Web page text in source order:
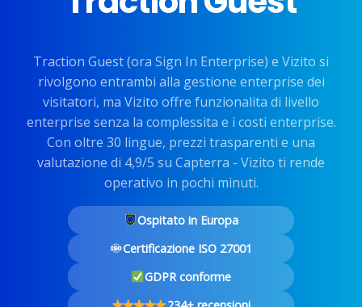
Traction Guest (ora Sign In Enterprise) e Vizito si
rivolgono entrambi alla gestione enterprise dei
visitatori, ma Vizito offre funzionalita di livello
enterprise senza la complessita e i costi enterprise.
Con oltre 30 lingue, prezzi trasparenti e una
valutazione di 4,9/5 su Capterra - Vizito ti rende
operativo in pochi minuti.
Ospitato in Europa
Certificazione ISO 27001
GDPR conforme